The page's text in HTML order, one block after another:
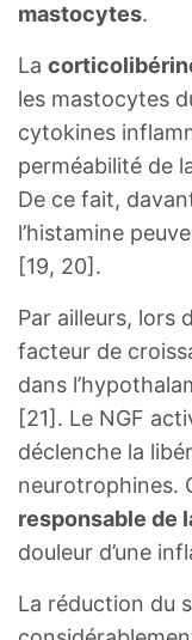
mastocytes.
La
les mastocytes
cytokines
perméabilité de
De ce fait,
l’histamine
[19, 20].
Par ailleurs, lors
facteur de
dans
[21]. Le NGF
déclenche la
neurotrophines.
responsable de
douleur d’une
La réduction du